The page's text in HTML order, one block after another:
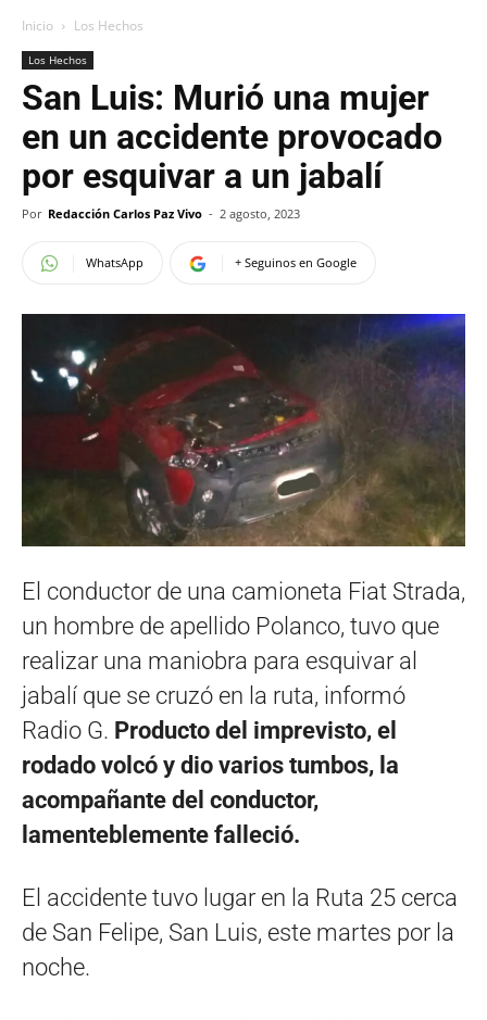
Inicio Los Hechos
Los Hechos
San Luis: Murió una mujer
en un accidente provocado
por esquivar a un jabalí
Por Redacción Carlos Paz Vivo - 2 agosto, 2023
WhatsApp + Seguinos en Google
El conductor de una camioneta Fiat Strada,
un hombre de apellido Polanco, tuvo que
realizar una maniobra para esquivar al
jabalí que se cruzó en la ruta, informó
Radio G. Producto del imprevisto, el
rodado volcó y dio varios tumbos, la
acompañante del conductor,
lamenteblemente falleció.
El accidente tuvo lugar en la Ruta 25 cerca
de San Felipe, San Luis, este martes por la
noche.